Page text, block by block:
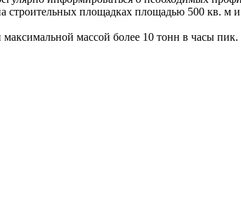
площадках площадью 500 кв. м и
массой более 10 тонн в часы